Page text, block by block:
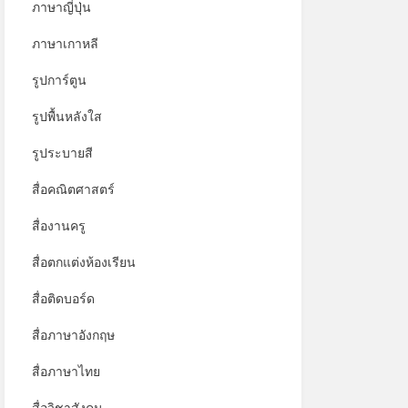
ภาษาญี่ปุ่น
ภาษาเกาหลี
รูปการ์ตูน
รูปพื้นหลังใส
รูประบายสี
สื่อคณิตศาสตร์
สื่องานครู
สื่อตกแต่งห้องเรียน
สื่อติดบอร์ด
สื่อภาษาอังกฤษ
สื่อภาษาไทย